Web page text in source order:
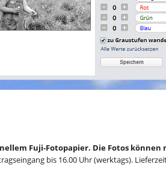
Fuji-Fotopapier. Die Fotos
bis 16.00 Uhr (werktags).